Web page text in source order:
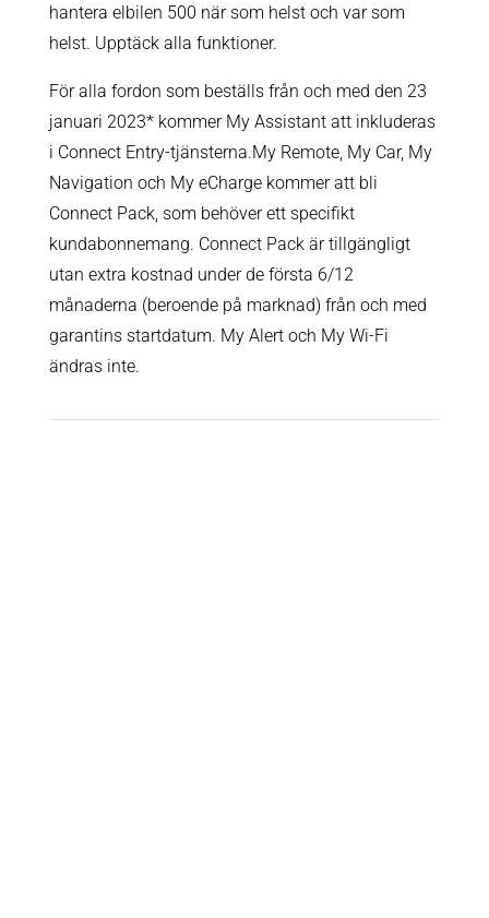
hantera elbilen 500 när som helst och var som
helst. Upptäck alla funktioner.
För alla fordon som beställs från och med den 23
januari 2023* kommer My Assistant att inkluderas
i Connect Entry-tjänsterna.My Remote, My Car, My
Navigation och My eCharge kommer att bli
Connect Pack, som behöver ett specifikt
kundabonnemang. Connect Pack är tillgängligt
utan extra kostnad under de första 6/12
månaderna (beroende på marknad) från och med
garantins startdatum. My Alert och My Wi-Fi
ändras inte.